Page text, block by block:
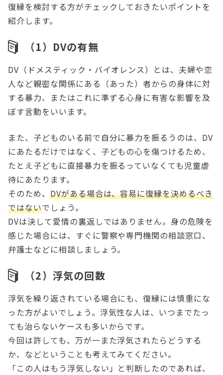
復縁を検討する方がチェックしておきたいポイントを
紹介します。
（1）DVの有無
DV（ドメスティック・バイオレンス）とは、夫婦や恋
人など親密な関係にある（あった）者からの身体に対
する暴力、またはこれに準ずる心身に有害な影響を及
ぼす言動をいいます。
また、子どものいる前で自分に暴力を振るうのは、DV
にあたるだけではなく、子どもの心を傷つけるため、
たとえ子どもに直接暴力を振るっていなくても児童虐
待にあたります。
そのため、 DVがある場合は、容易に復縁を決めるべき
ではないでしょう。
DVは決して愛情の裏返しではありません。身の危険を
感じた場合には、すぐに警察や専門機関の相談窓口、
弁護士などに相談しましょう。
（2）浮気の回数
浮気を繰り返されている場合にも、復縁には慎重にな
った方がよいでしょう。浮気性な人は、いつまでたっ
ても治らないケースも多いからです。
今回は許しても、万が一また浮気されたらどうする
か、などということも考えてみてください。
「この人はもう浮気しない」と判断したのであれば、